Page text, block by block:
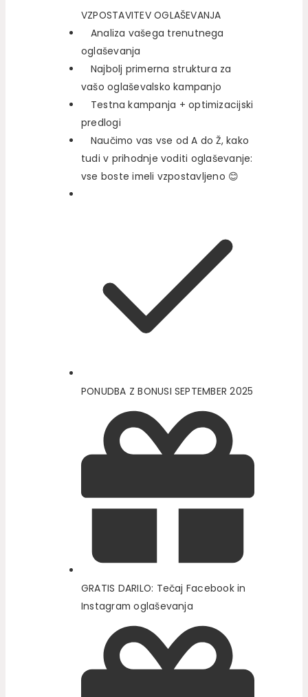
VZPOSTAVITEV OGLAŠEVANJA
Analiza vašega trenutnega
oglaševanja
Najbolj primerna struktura za
vašo oglaševalsko kampanjo
Testna kampanja + optimizacijski
predlogi
Naučimo vas vse od A do Ž, kako
tudi v prihodnje voditi oglaševanje:
vse boste imeli vzpostavljeno 😊
PONUDBA Z BONUSI SEPTEMBER 2025
GRATIS DARILO: Tečaj Facebook in
Instagram oglaševanja